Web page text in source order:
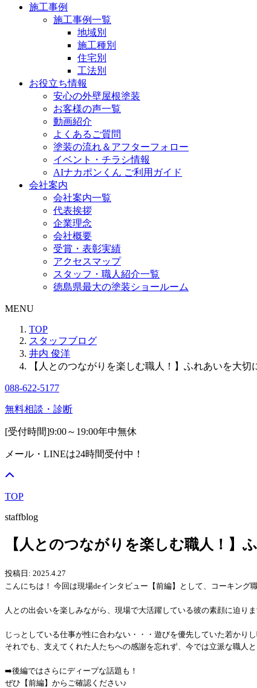
施工事例
施工事例一覧
地域別
施工種別
住宅別
工法別
お役立ち情報
安心の外壁屋根塗装
お客様の声一覧
動画紹介
よくあるご質問
塗装の流れ＆アフターフォロー
イベント・チラシ情報
AIナカポンくん ご利用ガイド
会社案内
会社案内一覧
代表挨拶
企業理念
会社概要
受賞・表彰実績
アクセスマップ
スタッフ・職人紹介一覧
徳島県最大の塗装ショールーム
MENU
TOP
スタッフブログ
井内 俊洋
【人とのつながりを楽しむ職人！】ふれあいを大
088-622-5177
無料相談・診断
[受付時間]9:00～19:00年中無休
メール・LINEは24時間受付中！
TOP
staffblog
【人とのつながりを楽しむ職人！】
投稿日: 2025.4.27
こんにちは！ 今回は現場deインタビュー【前編】として、コーキング
人との出会いを楽しみながら、現場で大活躍している彼の素顔に迫りま
じっとしている仕事が性に合わない・・・遊びを優先していた若かりし
それでも、支えてくれた人たちへの感謝を忘れず、今では立派な職人
➡️後編ではさらにディープな話題も！
ぜひ【前編】からご確認ください♪